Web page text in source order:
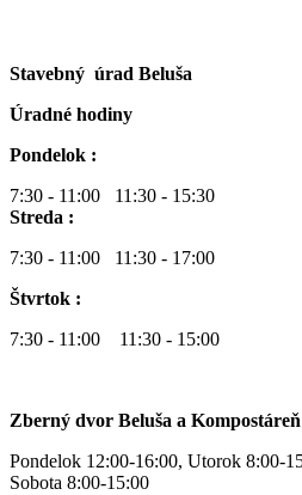
Stavebný úrad Beluša
Úradné hodiny
Pondelok :
7:30 - 11:00 11:30 - 15:30
Streda :
7:30 - 11:00 11:30 - 17:00
Štvrtok :
7:30 - 11:00 11:30 - 15:00
Zberný dvor Beluša a
Pondelok 12:00-16:00, Utorok 8:00-
Sobota 8:00-15:00